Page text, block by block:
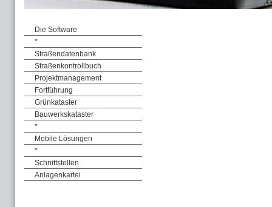
Die Software
*
Straßendatenbank
Straßenkontrollbuch
Projektmanagement
Fortführung
Grünkataster
Bauwerkskataster
*
Mobile Lösungen
*
Schnittstellen
Anlagenkartei